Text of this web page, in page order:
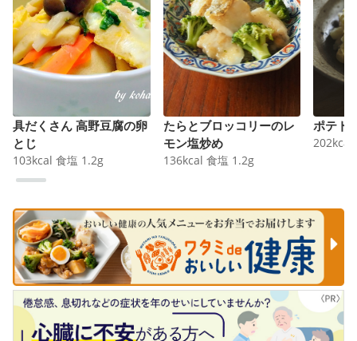
具だくさん 高野豆腐の卵
とじ
103kcal 食塩 1.2g
たらとブロッコリーのレ
モン塩炒め
136kcal 食塩 1.2g
ポテト
202kcal